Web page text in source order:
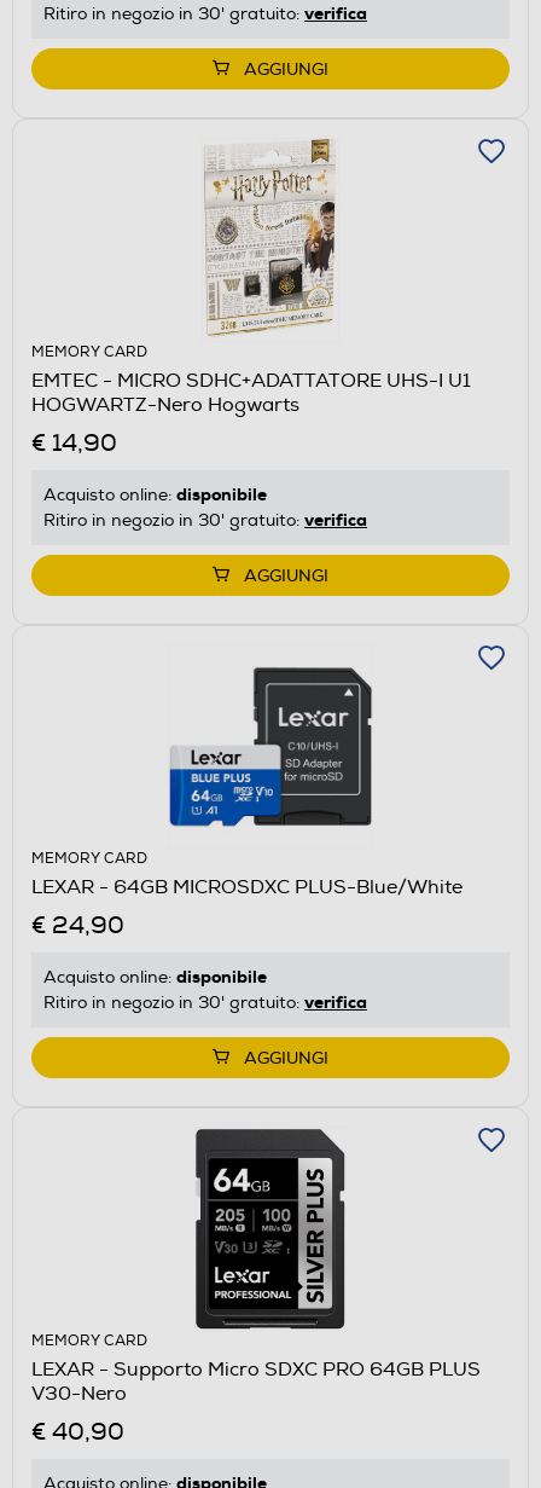
Ritiro in negozio in 30' gratuito: verifica
AGGIUNGI
MEMORY CARD
EMTEC - MICRO SDHC+ADATTATORE UHS-I U1
HOGWARTZ-Nero Hogwarts
€ 14,90
Acquisto online: disponibile
Ritiro in negozio in 30' gratuito: verifica
AGGIUNGI
MEMORY CARD
LEXAR - 64GB MICROSDXC PLUS-Blue/White
€ 24,90
Acquisto online: disponibile
Ritiro in negozio in 30' gratuito: verifica
AGGIUNGI
MEMORY CARD
LEXAR - Supporto Micro SDXC PRO 64GB PLUS
V30-Nero
€ 40,90
Acquisto online: disponibile